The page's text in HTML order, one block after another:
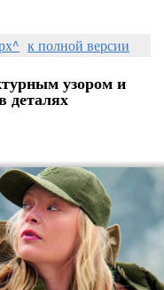
к полной версии
узором и
деталях